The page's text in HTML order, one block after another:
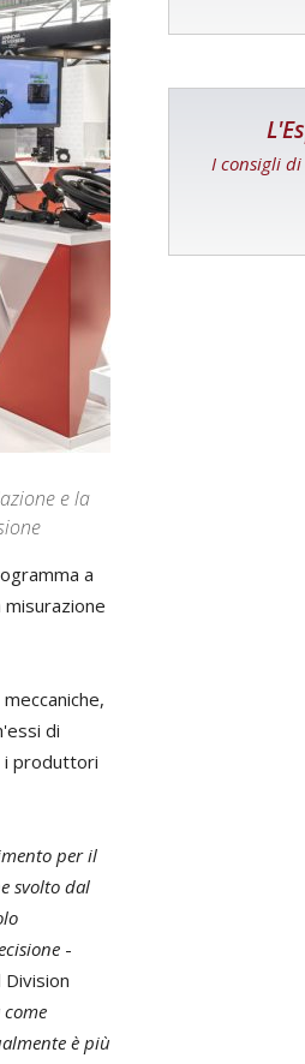
e la
a
di
i produttori
per il
svolto dal
-
è più
I consigli